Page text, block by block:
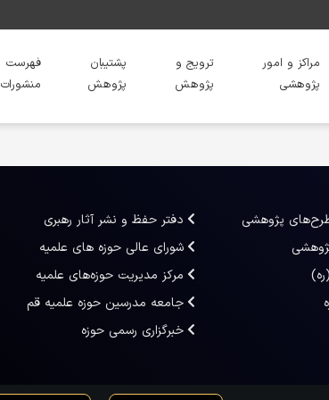
مراکز و امور
پژوهشی
ترویج و
پژوهش
پشتیبان
پژوهش
فهرست
منشورات
پژوهشی
دفتر حفظ و نشر آثار رهبری
شورای عالی حوزه های علمیه
مرکز مدیریت حوزه‌های علمیه
جامعه مدرسین حوزه علمیه قم
خبرگزاری رسمی حوزه